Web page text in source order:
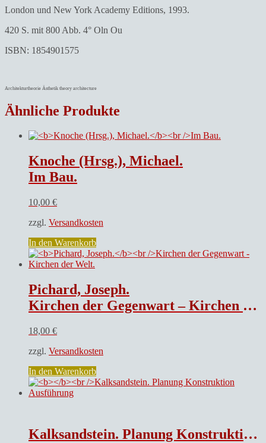
London und New York Academy Editions, 1993.
420 S. mit 800 Abb. 4° Oln Ou
ISBN: 1854901575
Architekturtheorie Ästhetik theory architecture
Ähnliche Produkte
Knoche (Hrsg.), Michael.
Im Bau.
10,00 €
zzgl. Versandkosten
In den Warenkorb
Pichard, Joseph.
Kirchen der Gegenwart – Kirchen der Welt.
18,00 €
zzgl. Versandkosten
In den Warenkorb
Kalksandstein. Planung Konstruktion Ausführung